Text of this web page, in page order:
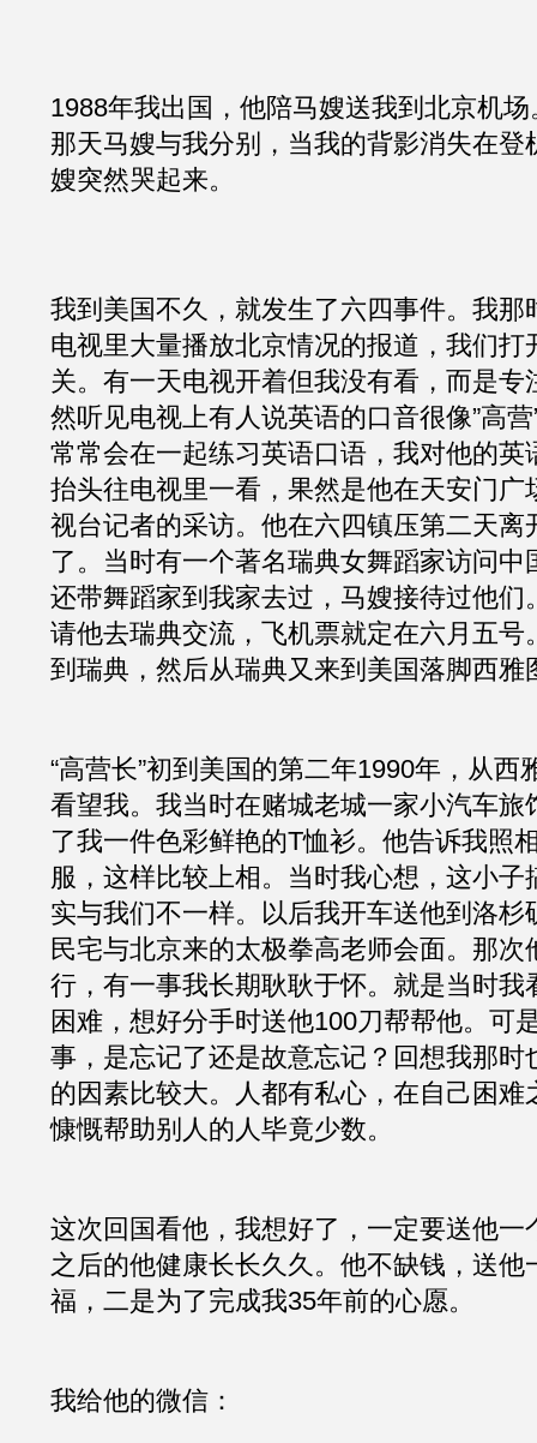
1988年我出国，他陪马嫂送我到北京机
那天马嫂与我分别，当我的背影消失在登
嫂突然哭起来。
我到美国不久，就发生了六四事件。我那
电视里大量播放北京情况的报道，我们打
关。有一天电视开着但我没有看，而是专
然听见电视上有人说英语的口音很像”高
常常会在一起练习英语口语，我对他的英
抬头往电视里一看，果然是他在天安门广
视台记者的采访。他在六四镇压第二天离
了。当时有一个著名瑞典女舞蹈家访问中
还带舞蹈家到我家去过，马嫂接待过他们
请他去瑞典交流，飞机票就定在六月五号
到瑞典，然后从瑞典又来到美国落脚西雅
“高营长”初到美国的第二年1990年，从西
看望我。我当时在赌城老城一家小汽车旅
了我一件色彩鲜艳的T恤衫。他告诉我照
服，这样比较上相。当时我心想，这小子
实与我们不一样。以后我开车送他到洛杉
民宅与北京来的太极拳高老师会面。那次
行，有一事我长期耿耿于怀。就是当时我
困难，想好分手时送他100刀帮帮他。可
事，是忘记了还是故意忘记？回想我那时
的因素比较大。人都有私心，在自己困难
慷慨帮助别人的人毕竟少数。
这次回国看他，我想好了，一定要送他一
之后的他健康长长久久。他不缺钱，送他
福，二是为了完成我35年前的心愿。
我给他的微信：